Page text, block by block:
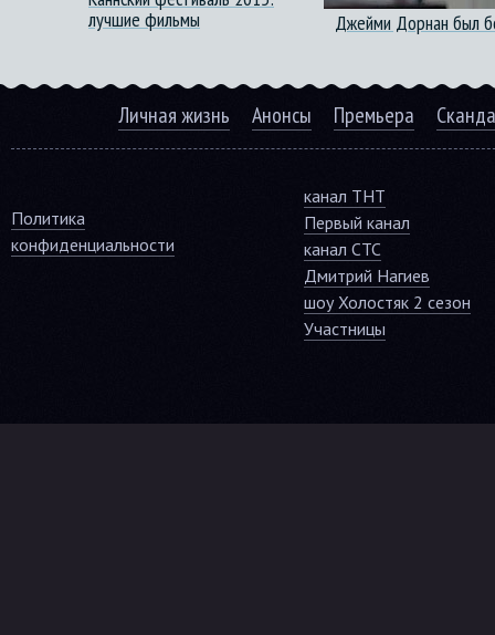
лучшие фильмы
Джейми Дорнан был
Личная жизнь Анонсы Премьера
Политика
конфиденциальности
канал ТНТ
Первый канал
канал СТС
Дмитрий Нагиев
шоу Холостяк 2 сезон
Участницы